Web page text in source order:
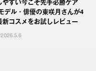
やすい今こそ先手必勝ケア
デル・俳優の東咲月さんが4
新コスメをお試しレビュー
2026.5.6